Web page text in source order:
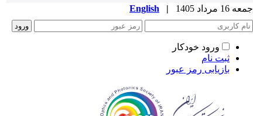
جمعه 16 مرداد 1405 |
English
ورود خودکار
ثبت نام
بازیابی رمز عبور